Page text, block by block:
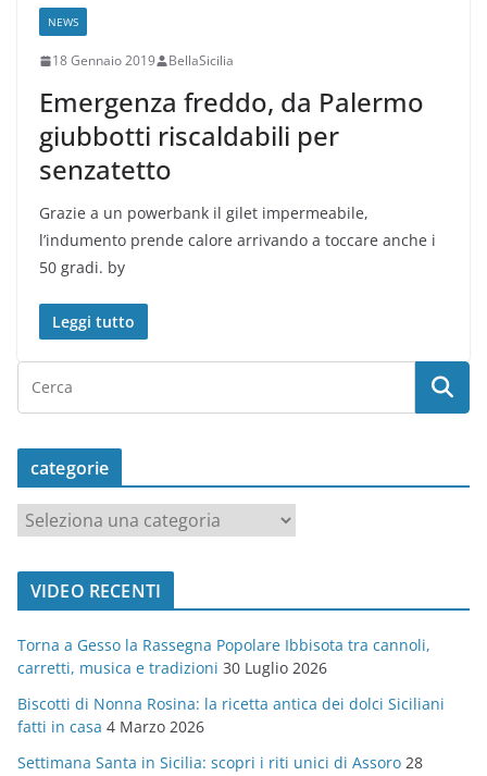
NEWS
18 Gennaio 2019 BellaSicilia
Emergenza freddo, da Palermo
giubbotti riscaldabili per
senzatetto
Grazie a un powerbank il gilet impermeabile,
l’indumento prende calore arrivando a toccare anche i
50 gradi. by
Leggi tutto
categorie
t
o
r
i
e
VIDEO RECENTI
Torna a Gesso la Rassegna Popolare Ibbisota tra cannoli,
carretti, musica e tradizioni 30 Luglio 2026
Biscotti di Nonna Rosina: la ricetta antica dei dolci Siciliani
fatti in casa 4 Marzo 2026
Settimana Santa in Sicilia: scopri i riti unici di Assoro 28